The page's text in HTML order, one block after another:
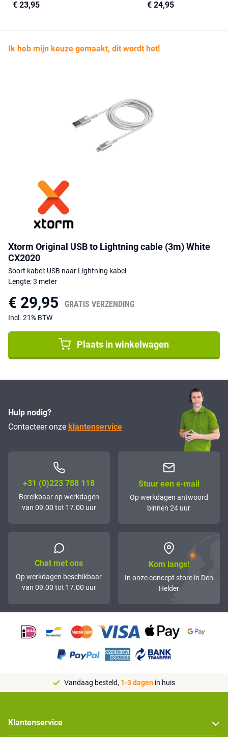
€ 23,95 € 24,95
Ik heb mijn keuze gemaakt, dit wordt het!
Xtorm Original USB to Lightning cable (3m) White
CX2020
Soort kabel: USB naar Lightning kabel
Lengte: 3 meter
€ 29,95 GRATIS VERZENDING
Incl. 21% BTW
Plaats in winkelwagen
Hulp nodig?
Contacteer onze klantenservice
+31 (0)223 788 118
Bereikbaar op werkdagen
van 09.00 tot 17.00 uur
Stuur een e-mail
Op werkdagen antwoord
binnen 24 uur
Chat met ons
Op werkdagen beschikbaar
van 09.00 tot 17.00 uur
Kom langs!
In onze concept store in Den
Helder
Vandaag besteld, 1-3 dagen in huis
Klantenservice